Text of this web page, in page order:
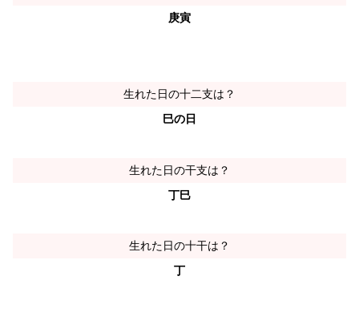
庚寅
生れた日の十二支は？
巳の日
生れた日の干支は？
丁巳
生れた日の十干は？
丁